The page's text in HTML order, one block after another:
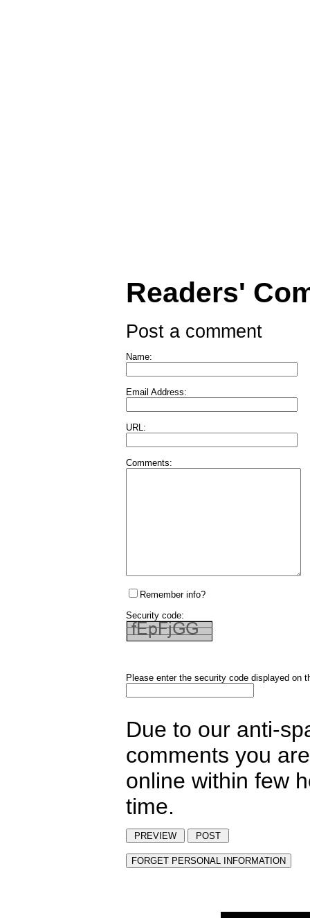
Readers'
Post a comment
Name:
Email Address:
URL:
Comments:
Remember info?
Security code:
Please enter the security code displayed on
Due to our anti-
comments you
online within few
time.